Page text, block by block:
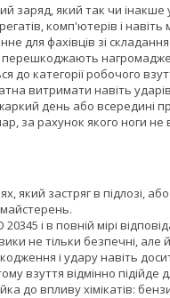
заряд, який так чи
комп'ютерів і навіть
для фахівців зі
до категорії робочого
витримати навіть
день або всередині
за рахунок якого ноги
який застряг в підлозі,
і в повній мірі
не тільки безпечні, але
і удару навіть
взуття відмінно підійде
до впливу хімікатів: